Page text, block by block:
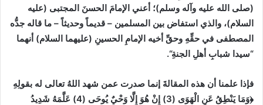
(صلى الله عليه وآله وسلم)؛ أعني الإمامَ الحسنَ المجتبى (عليه
السلام)، والذي استفاض بين المسلمين – قديماً وحديثاً– ما قاله جدُّه
المصطفى في حقِّهِ وحقِّ أخيه الإمامِ الحسينِ (عليهما السلام) أنهما
“سيدا شبابِ أهلِ الجنةِ“
.
فإذا علمنا أن هذه المقالةَ إنما صدرت عمن شهد اللهُ تعالى له بقولِهِ
﴿وَمَا يَنْطِقُ عَنِ الْهَوَى (3) إِنْ هُوَ إِلَّا ‌وَحْيٌ ‌يُوحَى (4)
عَلَّمَهُ شَدِيدُ